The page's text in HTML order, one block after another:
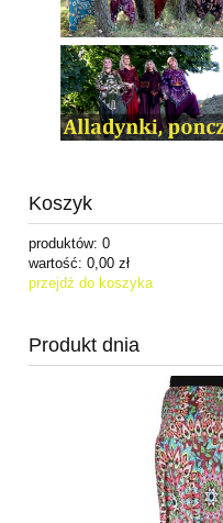
Koszyk
produktów: 0
wartość: 0,00 zł
przejdź do koszyka
Produkt dnia